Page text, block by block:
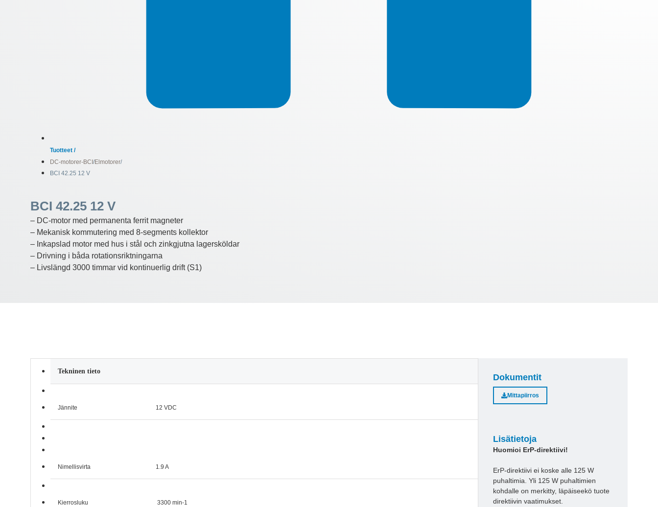
Tuotteet /
DC-motorer-BCI/Elmotorer/
BCI 42.25 12 V
BCI 42.25 12 V
– DC-motor med permanenta ferrit magneter
– Mekanisk kommutering med 8-segments kollektor
– Inkapslad motor med hus i stål och zinkgjutna lagersköldar
– Drivning i båda rotationsriktningarna
– Livslängd 3000 timmar vid kontinuerlig drift (S1)
Tekninen tieto
Jännite 12 VDC
Nimellisvirta 1.9 A
Kierrosluku 3300 min-1
Dokumentit
Mittapiirros
Lisätietoja
Huomioi ErP-direktiivi!
ErP-direktiivi ei koske alle 125 W
puhaltimia. Yli 125 W puhaltimien
kohdalle on merkitty, läpäiseekö tuote
direktiivin vaatimukset.